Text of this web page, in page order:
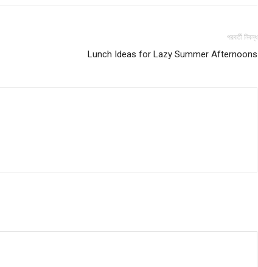
পরবর্তী নিবন্ধ
Lunch Ideas for Lazy Summer Afternoons